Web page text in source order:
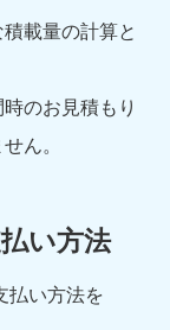
載量の計算と
のお見積もり
ん。
い方法
払い方法を